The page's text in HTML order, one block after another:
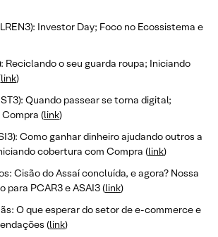
Investor Day; Foco no Ecossistema e
Reciclando o seu guarda roupa; Iniciando
link)
Quando passear se torna digital;
(link)
Como ganhar dinheiro ajudando outros a
cobertura com Compra (link)
Cisão do Assaí concluída, e agora? Nossa
para PCAR3 e ASAI3 (link)
O que esperar do setor de e-commerce e
(link)